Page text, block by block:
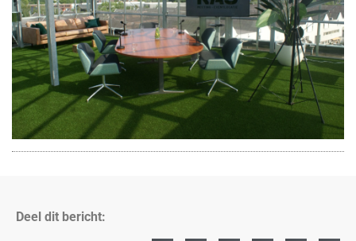
Deel dit bericht: